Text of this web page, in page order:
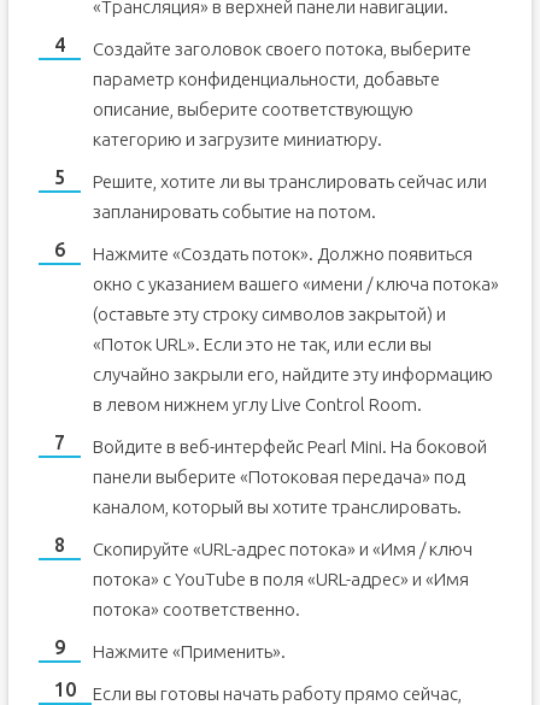
«Трансляция» в верхней панели навигации.
Создайте заголовок своего потока, выберите
параметр конфиденциальности, добавьте
описание, выберите соответствующую
категорию и загрузите миниатюру.
Решите, хотите ли вы транслировать сейчас или
запланировать событие на потом.
Нажмите «Создать поток». Должно появиться
окно с указанием вашего «имени / ключа потока»
(оставьте эту строку символов закрытой) и
«Поток URL». Если это не так, или если вы
случайно закрыли его, найдите эту информацию
в левом нижнем углу Live Control Room.
Войдите в веб-интерфейс Pearl Mini. На боковой
панели выберите «Потоковая передача» под
каналом, который вы хотите транслировать.
Скопируйте «URL-адрес потока» и «Имя / ключ
потока» с YouTube в поля «URL-адрес» и «Имя
потока» соответственно.
Нажмите «Применить».
Если вы готовы начать работу прямо сейчас,